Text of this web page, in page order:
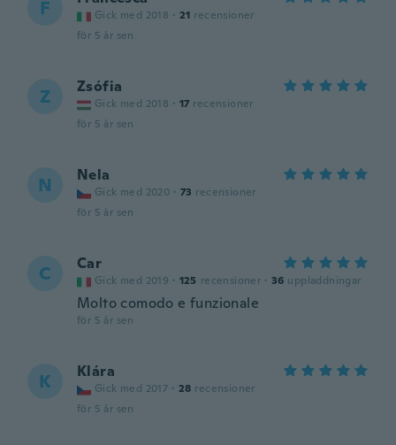
F Gick med 2018 · 21 recensioner
för 5 år sen
Z Zsófia
Gick med 2018 · 17 recensioner
för 5 år sen
N Nela
Gick med 2020 · 73 recensioner
för 5 år sen
C Car
Gick med 2019 · 125 recensioner · 36 uppladdningar
Molto comodo e funzionale
för 5 år sen
K Klára
Gick med 2017 · 28 recensioner
för 5 år sen